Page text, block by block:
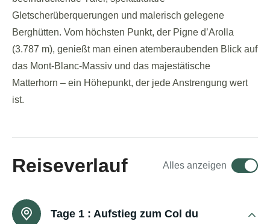
Gletscherüberquerungen und malerisch gelegene
Berghütten. Vom höchsten Punkt, der Pigne d’Arolla
(3.787 m), genießt man einen atemberaubenden Blick auf
das Mont-Blanc-Massiv und das majestätische
Matterhorn – ein Höhepunkt, der jede Anstrengung wert
ist.
Reiseverlauf Alles anzeigen
Tage 1 : Aufstieg zum Col du